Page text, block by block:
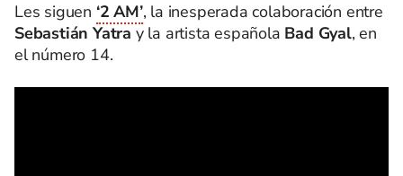
Les siguen ‘2 AM’, la inesperada colaboración entre
Sebastián Yatra y la artista española Bad Gyal, en
el número 14.